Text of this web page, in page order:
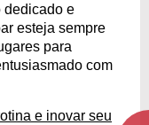
dedicado e
esteja sempre
para
com
e inovar seu